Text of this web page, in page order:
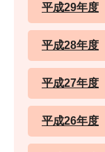
平成29年度
平成28年度
平成27年度
平成26年度